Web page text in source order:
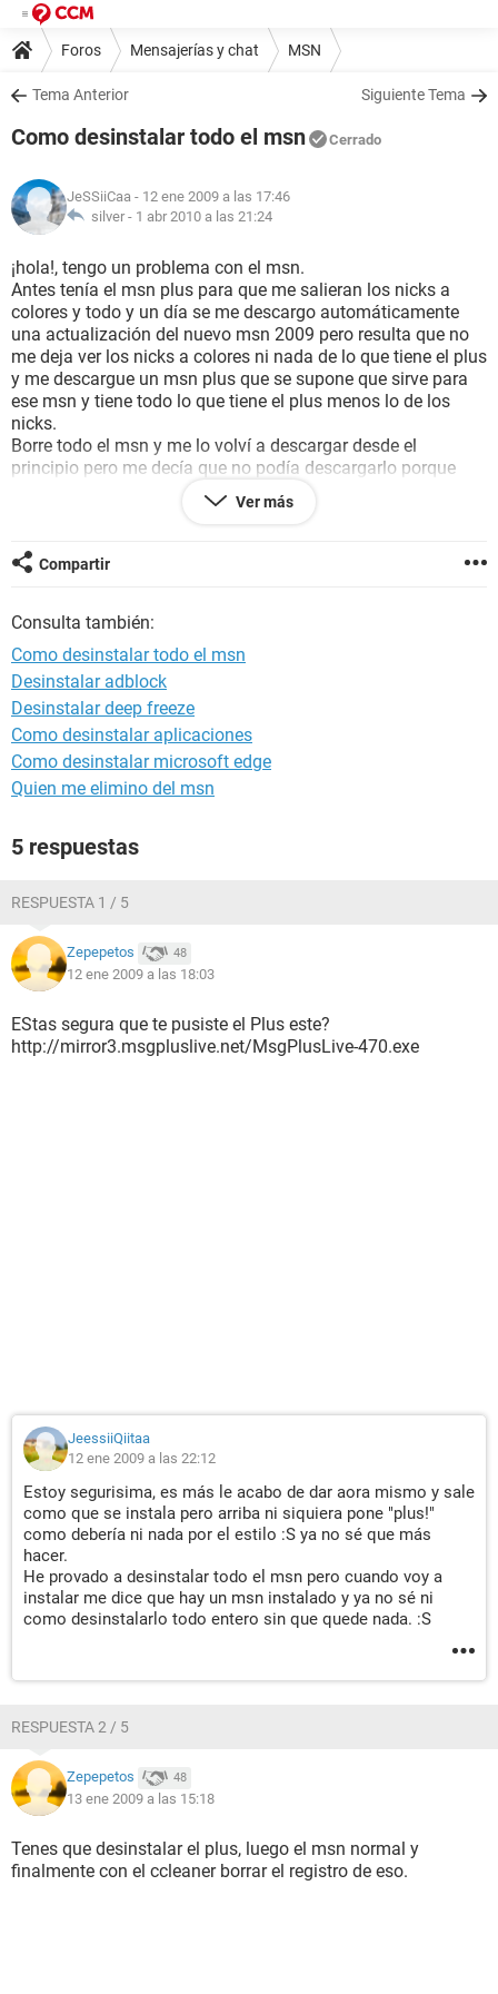
Foros Mensajerías y chat MSN
Tema Anterior Siguiente Tema
Como desinstalar todo el msn Cerrado
JeSSiiCaa - 12 ene 2009 a las 17:46
silver - 1 abr 2010 a las 21:24
¡hola!, tengo un problema con el msn.
Antes tenía el msn plus para que me salieran los nicks a
colores y todo y un día se me descargo automáticamente
una actualización del nuevo msn 2009 pero resulta que no
me deja ver los nicks a colores ni nada de lo que tiene el plus
y me descargue un msn plus que se supone que sirve para
ese msn y tiene todo lo que tiene el plus menos lo de los
nicks.
Borre todo el msn y me lo volví a descargar desde el
principio pero me decía que no podía descargarlo porque
había un grave error. Quería saber si alguien sabe que puedo
hacer para desinstalar todo el msn y volver a tener el msn
Espero respuesta urgente, por favor.
¡un saludo!.
Ver más
Compartir
Consulta también:
Como desinstalar todo el msn
Desinstalar adblock
Desinstalar deep freeze
Como desinstalar aplicaciones
Como desinstalar microsoft edge
Quien me elimino del msn
5 respuestas
RESPUESTA 1 / 5
Zepepetos 48
12 ene 2009 a las 18:03
EStas segura que te pusiste el Plus este?
http://mirror3.msgpluslive.net/MsgPlusLive-470.exe
JeessiiQiitaa
12 ene 2009 a las 22:12
Estoy segurisima, es más le acabo de dar aora mismo y sale
como que se instala pero arriba ni siquiera pone "plus!"
como debería ni nada por el estilo :S ya no sé que más
hacer.
He provado a desinstalar todo el msn pero cuando voy a
instalar me dice que hay un msn instalado y ya no sé ni
como desinstalarlo todo entero sin que quede nada. :S
RESPUESTA 2 / 5
Zepepetos 48
13 ene 2009 a las 15:18
Tenes que desinstalar el plus, luego el msn normal y
finalmente con el ccleaner borrar el registro de eso.